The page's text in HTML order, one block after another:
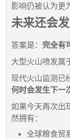
影响仍被认为更
未来还会发
答案是： 完全有
大型火山喷发属
现代火山监测已
何时会发生下一
如果今天再次出
然拥有：
全球粮食贸